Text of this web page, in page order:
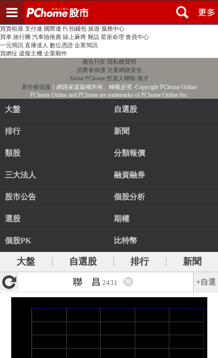
PChome首頁 線上購物 24h購物 書店
買賣租屋 支付連 國際連 Pi 拍錢包 旅遊 服務中心
買車 旅行團 汽車險推薦 線上麻將 雜誌 星座命理 會員中心
一元簡訊 直播達人 數位憑證 企業簡訊
買網址 虛擬主機 企業郵件
廣告刊登 隱私權聲明
消費者保護 兒童網路安全
About PChome 投資人聯絡 徵才
著作權保護 ｜網路家庭版權所有、轉載必究‧Copyright PChome Online
PChome Online and PChome are trademarks of PChome Online Inc.
大盤 自選股
排行 新聞
類股 分類報價
三大法人 融資融券
股市公告 個股分析
選股 期權
個股PK 比特幣
大盤 自選股 排行
新聞
聯 昌 2431 N +自選